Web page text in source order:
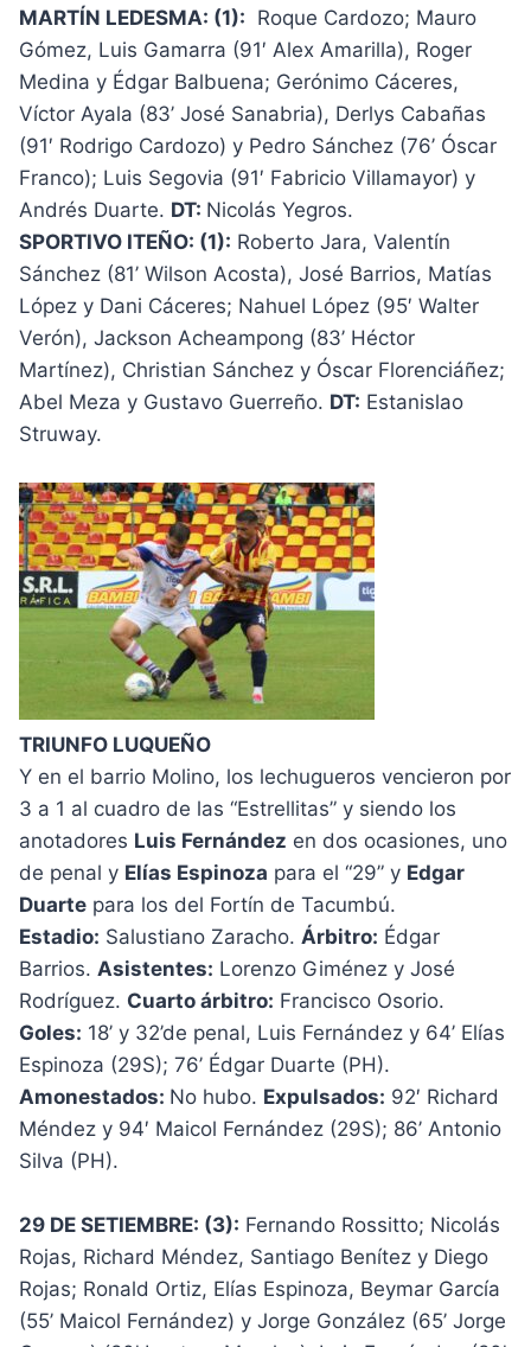
MARTÍN LEDESMA: (1): Roque Cardozo; Mauro
Gómez, Luis Gamarra (91′ Alex Amarilla), Roger
Medina y Édgar Balbuena; Gerónimo Cáceres,
Víctor Ayala (83’ José Sanabria), Derlys Cabañas
(91′ Rodrigo Cardozo) y Pedro Sánchez (76’ Óscar
Franco); Luis Segovia (91′ Fabricio Villamayor) y
Andrés Duarte. DT: Nicolás Yegros.
SPORTIVO ITEÑO: (1): Roberto Jara, Valentín
Sánchez (81’ Wilson Acosta), José Barrios, Matías
López y Dani Cáceres; Nahuel López (95′ Walter
Verón), Jackson Acheampong (83’ Héctor
Martínez), Christian Sánchez y Óscar Florenciáñez;
Abel Meza y Gustavo Guerreño. DT: Estanislao
Struway.
TRIUNFO LUQUEÑO
Y en el barrio Molino, los lechugueros vencieron por
3 a 1 al cuadro de las “Estrellitas” y siendo los
anotadores Luis Fernández en dos ocasiones, uno
de penal y Elías Espinoza para el “29” y Edgar
Duarte para los del Fortín de Tacumbú.
Estadio: Salustiano Zaracho. Árbitro: Édgar
Barrios. Asistentes: Lorenzo Giménez y José
Rodríguez. Cuarto árbitro: Francisco Osorio.
Goles: 18’ y 32’de penal, Luis Fernández y 64’ Elías
Espinoza (29S); 76’ Édgar Duarte (PH).
Amonestados: No hubo. Expulsados: 92′ Richard
Méndez y 94′ Maicol Fernández (29S); 86’ Antonio
Silva (PH).
29 DE SETIEMBRE: (3): Fernando Rossitto; Nicolás
Rojas, Richard Méndez, Santiago Benítez y Diego
Rojas; Ronald Ortiz, Elías Espinoza, Beymar García
(55’ Maicol Fernández) y Jorge González (65’ Jorge